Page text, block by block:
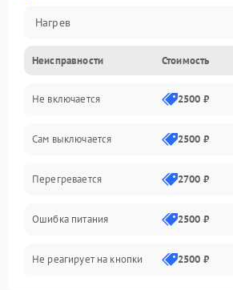
Нагрев
Неисправности Стоимость
Не включается 2500 ₽
Сам выключается 2500 ₽
Перегревается 2700 ₽
Ошибка питания 2500 ₽
Не реагирует на кнопки 2500 ₽